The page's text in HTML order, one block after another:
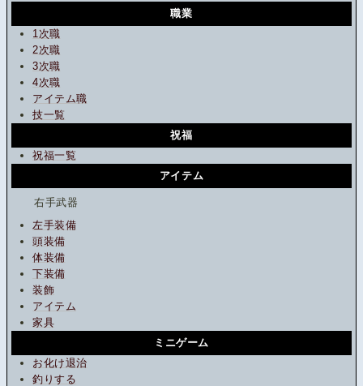
職業
1次職
2次職
3次職
4次職
アイテム職
技一覧
祝福
祝福一覧
アイテム
右手武器
左手装備
頭装備
体装備
下装備
装飾
アイテム
家具
ミニゲーム
お化け退治
釣りする